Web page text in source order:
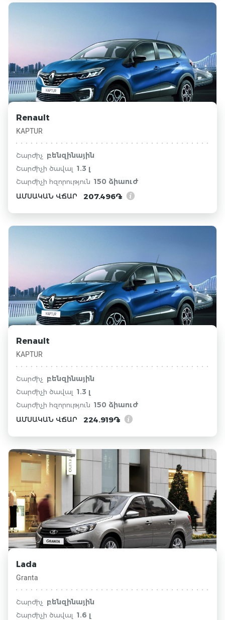
Renault
KAPTUR
Շարժիչ բենզինային
Շարժիչի ծավալ 1.3 լ
Շարժիչի հզորություն 150 ձիաուժ
ԱՄՍԱԿԱՆ ՎՃԱՐ 207.496֏
Renault
KAPTUR
Շարժիչ բենզինային
Շարժիչի ծավալ 1.3 լ
Շարժիչի հզորություն 150 ձիաուժ
ԱՄՍԱԿԱՆ ՎՃԱՐ 224.919֏
Lada
Granta
Շարժիչ բենզինային
Շարժիչի ծավալ 1.6 լ